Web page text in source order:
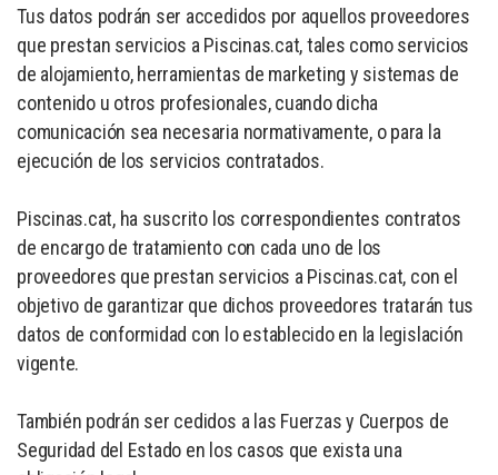
Tus datos podrán ser accedidos por aquellos proveedores
que prestan servicios a Piscinas.cat, tales como servicios
de alojamiento, herramientas de marketing y sistemas de
contenido u otros profesionales, cuando dicha
comunicación sea necesaria normativamente, o para la
ejecución de los servicios contratados.
Piscinas.cat, ha suscrito los correspondientes contratos
de encargo de tratamiento con cada uno de los
proveedores que prestan servicios a Piscinas.cat, con el
objetivo de garantizar que dichos proveedores tratarán tus
datos de conformidad con lo establecido en la legislación
vigente.
También podrán ser cedidos a las Fuerzas y Cuerpos de
Seguridad del Estado en los casos que exista una